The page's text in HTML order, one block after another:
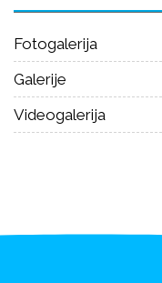
Fotogalerija
Galerije
Videogalerija